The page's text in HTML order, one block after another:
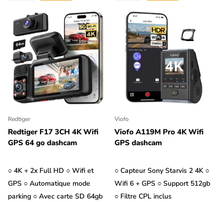
Redtiger
Redtiger F17 3CH 4K Wifi
GPS 64 go dashcam
○ 4K + 2x Full HD ○ Wifi et
GPS ○ Automatique mode
parking ○ Avec carte SD 64gb
Viofo
Viofo A119M Pro 4K Wifi
GPS dashcam
○ Capteur Sony Starvis 2 4K ○
Wifi 6 + GPS ○ Support 512gb
○ Filtre CPL inclus